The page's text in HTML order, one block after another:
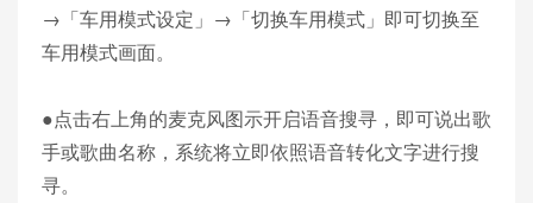
→「车用模式设定」→「切换车用模式」即可切换至
车用模式画面。
●点击右上角的麦克风图示开启语音搜寻，即可说出歌
手或歌曲名称，系统将立即依照语音转化文字进行搜
寻。